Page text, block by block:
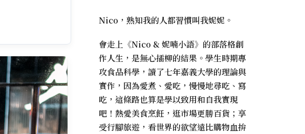
Nico，熟知我的人都習慣叫我妮妮。
會走上《Nico & 妮喃小語》的部落格創
作人生，是無心插柳的結果。學生時期專
攻食品科學，讀了七年嘉義大學的理論與
實作，因為愛煮、愛吃，慢慢地尋吃、寫
吃，這條路也算是學以致用和自我實現
吧！熱愛美食烹飪，逛市場更勝百貨；享
受行腳旅遊，看世界的欲望遠比購物血拚